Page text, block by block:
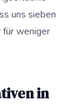
uns sieben
für weniger
in